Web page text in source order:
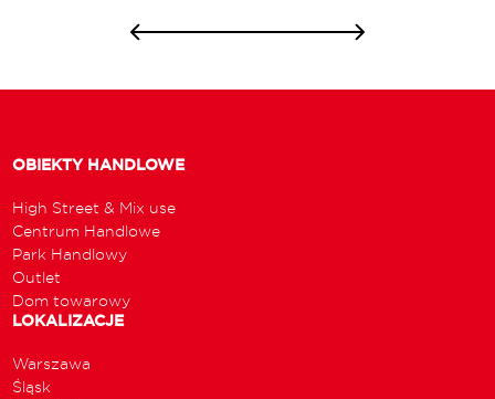
OBIEKTY HANDLOWE
High Street & Mix use
Centrum Handlowe
Park Handlowy
Outlet
Dom towarowy
LOKALIZACJE
Warszawa
Śląsk